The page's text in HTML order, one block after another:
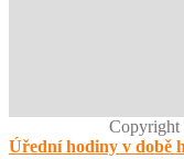
Copyright
Úřední hodiny v době